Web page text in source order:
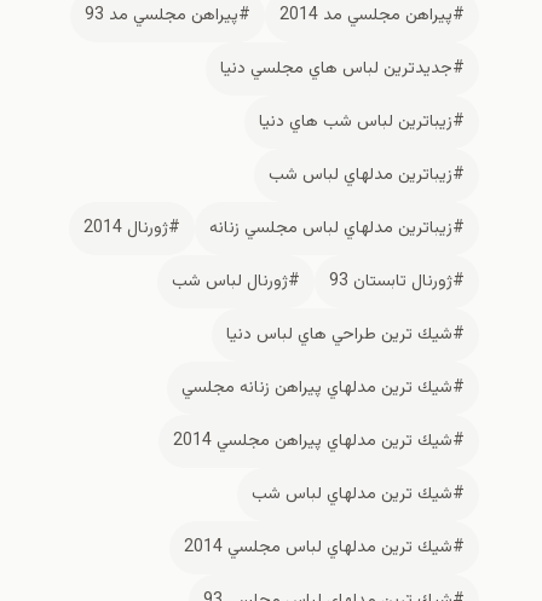
#پيراهن مجلسي مد 2014
#پيراهن مجلسي مد 93
#جديدترين لباس هاي مجلسي دنيا
#زيباترين لباس شب هاي دنيا
#زيباترين مدلهاي لباس شب
#زيباترين مدلهاي لباس مجلسي زنانه
#ژورنال 2014
#ژورنال تابستان 93
#ژورنال لباس شب
#شيك ترين طراحي هاي لباس دنيا
#شيك ترين مدلهاي پيراهن زنانه مجلسي
#شيك ترين مدلهاي پيراهن مجلسي 2014
#شيك ترين مدلهاي لباس شب
#شيك ترين مدلهاي لباس مجلسي 2014